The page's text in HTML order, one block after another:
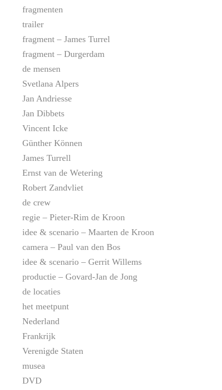
fragmenten
trailer
fragment – James Turrel
fragment – Durgerdam
de mensen
Svetlana Alpers
Jan Andriesse
Jan Dibbets
Vincent Icke
Günther Können
James Turrell
Ernst van de Wetering
Robert Zandvliet
de crew
regie – Pieter-Rim de Kroon
idee & scenario – Maarten de Kroon
camera – Paul van den Bos
idee & scenario – Gerrit Willems
productie – Govard-Jan de Jong
de locaties
het meetpunt
Nederland
Frankrijk
Verenigde Staten
musea
DVD